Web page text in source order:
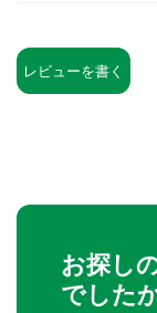
レビューを書く
お探し
でした